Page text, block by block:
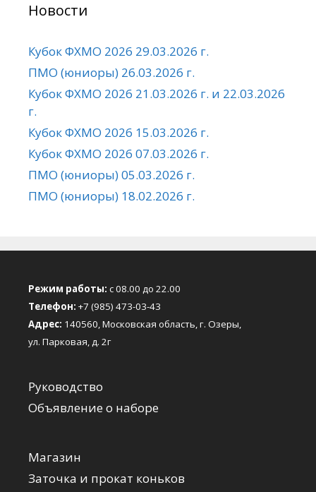
Новости
Кубок ФХМО 2026 29.03.2026 г.
ПМО (юниоры) 26.03.2026 г.
Кубок ФХМО 2026 21.03.2026 г. и 22.03.2026
г.
Кубок ФХМО 2026 15.03.2026 г.
Кубок ФХМО 2026 07.03.2026 г.
ПМО (юниоры) 05.03.2026 г.
ПМО (юниоры) 18.02.2026 г.
Режим работы: с 08.00 до 22.00
Телефон: +7 (985) 473-03-43
Адрес: 140560, Московская область, г. Озеры,
ул. Парковая, д. 2г
Руководство
Объявление о наборе
Магазин
Заточка и прокат коньков